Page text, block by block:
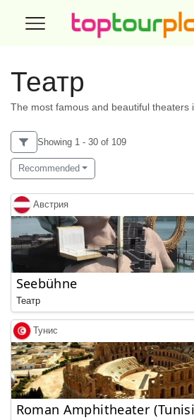
Театр
The most famous and beautiful theaters
Showing 1 - 30 of 109
Recommended
Австрия
Seebühne
Театр
Тунис
Roman Amphitheater